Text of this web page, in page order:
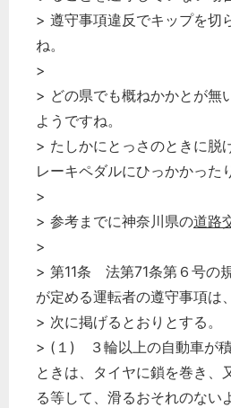
> 遵守事項違反でキップを切
ね。
>
> どの県でも概ねかかとが無
ようですね。
> たしかにとっさのときに脱
レーキペダルにひっかかった
>
> 参考までに神奈川県の道路
>
> 第11条 法第71条第６号の
が定める運転者の遵守事項は、
> 次に掲げるとおりとする。
> (１) ３輪以上の自動車が
ときは、タイヤに鎖を巻き、
る等して、滑るおそれのない
どのカテゴリーに投
選択してください
労務管理
税務経理
企業法務